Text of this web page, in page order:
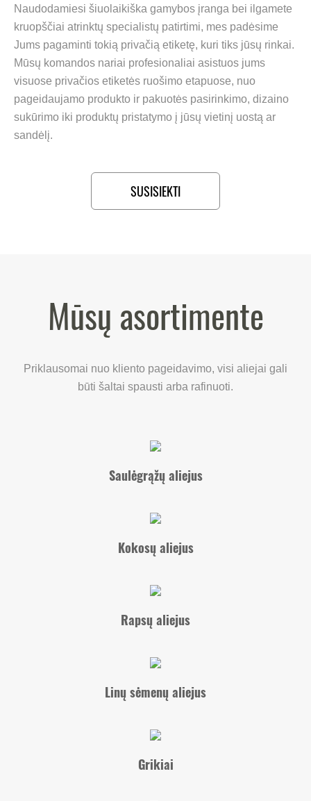
Naudodamiesi šiuolaikiška gamybos įranga bei ilgamete
kruopščiai atrinktų specialistų patirtimi, mes padėsime
Jums pagaminti tokią privačią etiketę, kuri tiks jūsų rinkai.
Mūsų komandos nariai profesionaliai asistuos jums
visuose privačios etiketės ruošimo etapuose, nuo
pageidaujamo produkto ir pakuotės pasirinkimo, dizaino
sukūrimo iki produktų pristatymo į jūsų vietinį uostą ar
sandėlį.
SUSISIEKTI
Mūsų asortimente
Priklausomai nuo kliento pageidavimo, visi aliejai gali
būti šaltai spausti arba rafinuoti.
Saulėgrąžų aliejus
Kokosų aliejus
Rapsų aliejus
Linų sėmenų aliejus
Grikiai